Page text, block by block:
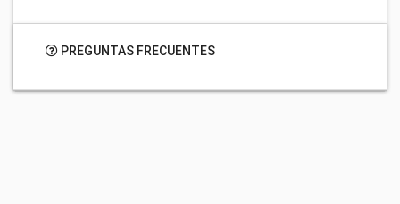
PREGUNTAS FRECUENTES